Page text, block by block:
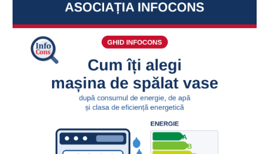
Sunetul la televizor- 8 sfaturi utile ca să auzi clar fiecare
replică – ghid InfoCons